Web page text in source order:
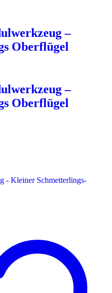
–
Oberflügel
–
Oberflügel